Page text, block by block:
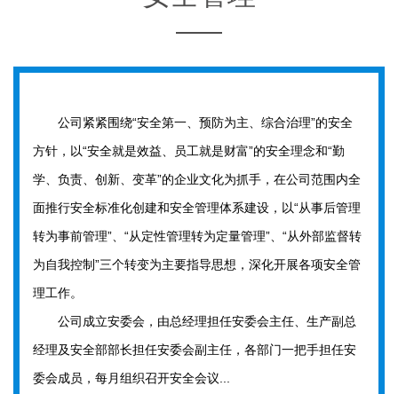
公司紧紧围绕“安全第一、预防为主、综合治理”的安全
方针，以“安全就是效益、员工就是财富”的安全理念和“勤
学、负责、创新、变革”的企业文化为抓手，在公司范围内全
面推行安全标准化创建和安全管理体系建设，以“从事后管理
转为事前管理”、“从定性管理转为定量管理”、“从外部监督转
为自我控制”三个转变为主要指导思想，深化开展各项安全管
理工作。
公司成立安委会，由总经理担任安委会主任、生产副总
经理及安全部部长担任安委会副主任，各部门一把手担任安
委会成员，每月组织召开安全会议...